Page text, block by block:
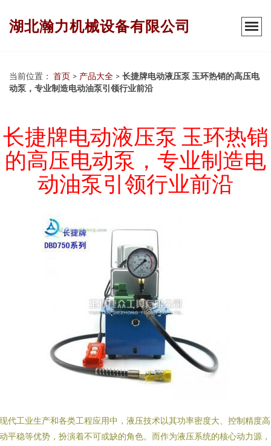
湖北瀚力机械设备有限公司
当前位置： 首页 > 产品大全 > 长捷牌电动液压泵 玉环热销的高压电
动泵，专业制造电动油泵引领行业前沿
长捷牌电动液压泵 玉环热销
的高压电动泵，专业制造电
动油泵引领行业前沿
代工业生产和各类工程应用中，液压技术以其功率密度大、控制精度
平稳等优势，扮演着不可或缺的角色。而作为液压系统的核心动力源